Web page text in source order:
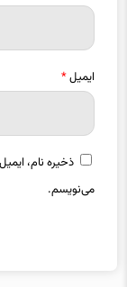
ایمیل*
ذخیره نام،
می‌نویسم.